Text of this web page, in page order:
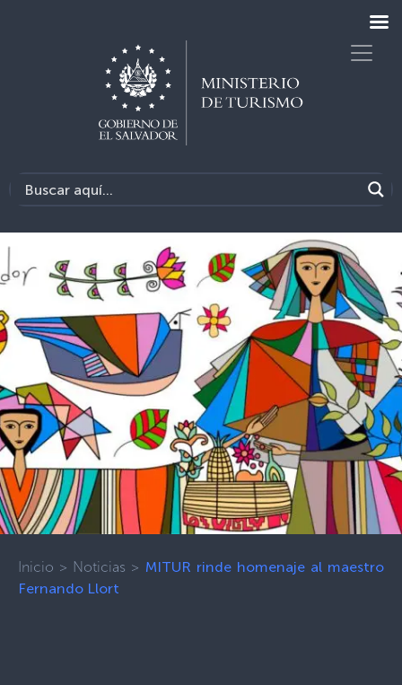
Inicio > Noticias > MITUR rinde homenaje al maestro
Fernando Llort